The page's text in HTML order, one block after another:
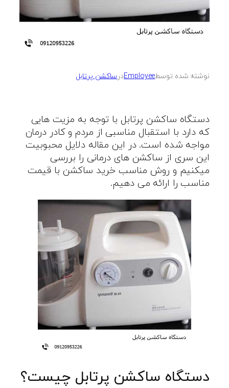
نوشته شده توسطEmployeeدر ساکشن پرتابل
دستگاه ساکشن پرتابل با توجه به مزیت هایی
که دارد با استقبال مناسبی از مردم و کادر درمان
مواجه شده است. در این مقاله دلایل محبوبیت
این سری از ساکشن های درمانی را بررسی
میکنیم و روش مناسب خرید ساکشن با قیمت
مناسب را ارائه می دهیم.
دستگاه ساکشن پرتابل چیست؟